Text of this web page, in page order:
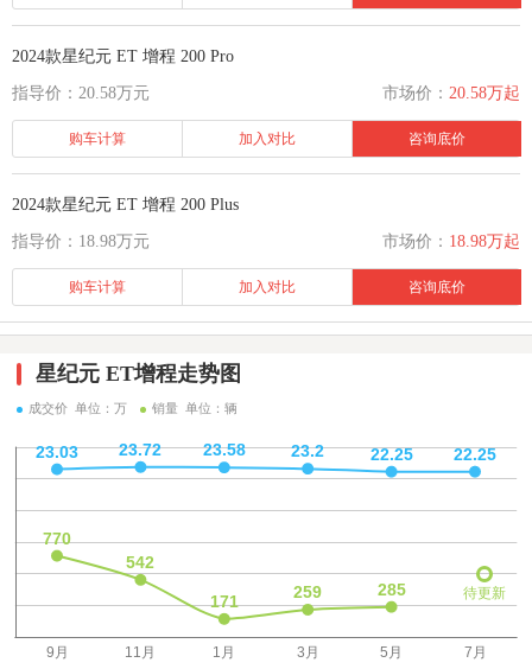
2024款星纪元 ET 增程 200 Pro
指导价：20.58万元 市场价： 20.58万起
购车计算 加入对比 咨询底价
2024款星纪元 ET 增程 200 Plus
指导价：18.98万元 市场价： 18.98万起
购车计算 加入对比 咨询底价
星纪元 ET增程走势图
成交价 单位：万 销量 单位：辆
待更新